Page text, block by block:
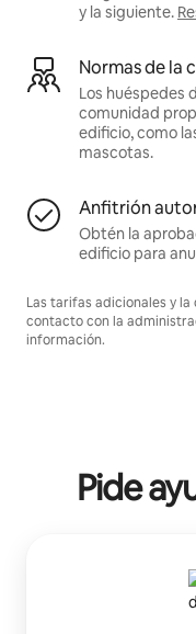
y la siguiente.
Normas de la
Los huéspedes
comunidad
edificio, como
mascotas.
Anfitrión
Obtén la
edificio para
Las tarifas adicionales y
contacto con la
información.
Pide